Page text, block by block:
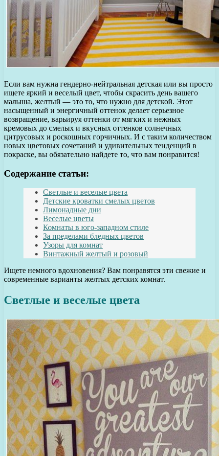
Если вам нужна гендерно-нейтральная детская или вы просто
ищете яркий и веселый цвет, чтобы скрасить день вашего
малыша, желтый — это то, что нужно для детской. Этот
насыщенный и энергичный оттенок делает серьезное
возвращение, варьируя оттенки от мягких и нежных
кремовых до смелых и вкусных оттенков солнечных
цитрусовых и роскошных горчичных. И с таким количеством
новых цветовых сочетаний и удивительных тенденций в
покраске, вы обязательно найдете то, что вам понравится!
Содержание статьи:
Светлые и веселые цвета
Детские кроватки смелых цветов
Лимонадные дни
Веселые цветы
Комнаты в юго-западном стиле
За пределами бледных цветов
Узоры для комнат
Винтажный желтый и розовый
Ищете немного вдохновения? Вам понравятся эти свежие и
современные варианты желтых детских комнат.
Светлые и веселые цвета